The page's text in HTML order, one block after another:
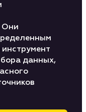
Они
данных,